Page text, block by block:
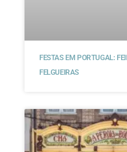
FESTAS EM PORTUGAL:
FELGUEIRAS